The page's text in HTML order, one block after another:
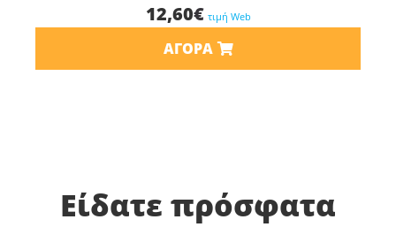
12,60€ τιμή Web
ΑΓΟΡΆ
Είδατε πρόσφατα